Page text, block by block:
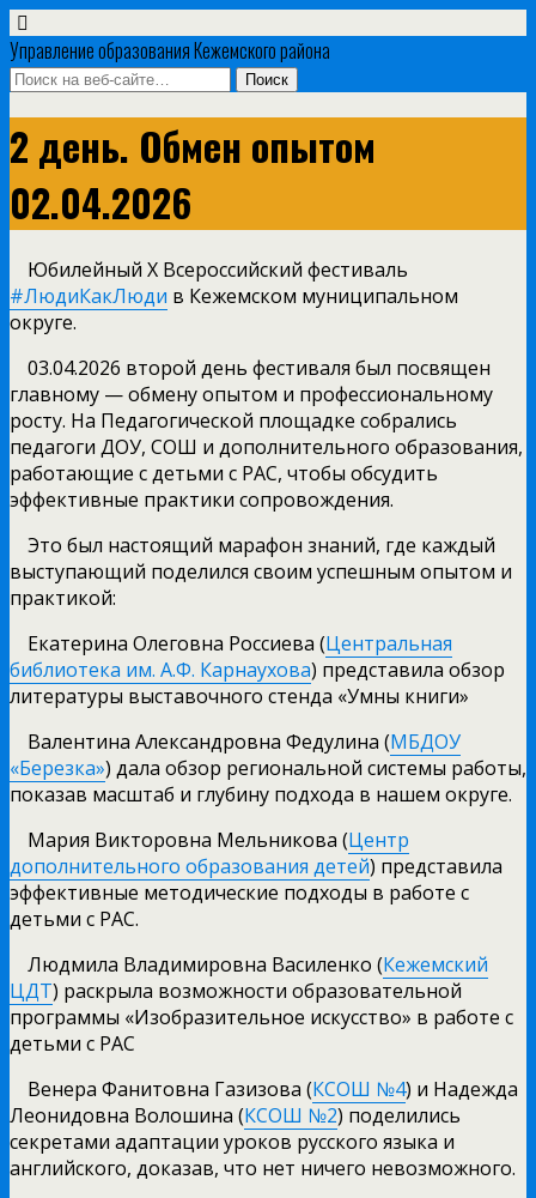
Управление образования Кежемского района
2 день. Обмен опытом
02.04.2026
Юбилейный Х Всероссийский фестиваль
#ЛюдиКакЛюди в Кежемском муниципальном
округе.
03.04.2026 второй день фестиваля был посвящен
главному — обмену опытом и профессиональному
росту. На Педагогической площадке собрались
педагоги ДОУ, СОШ и дополнительного образования,
работающие с детьми с РАС, чтобы обсудить
эффективные практики сопровождения.
Это был настоящий марафон знаний, где каждый
выступающий поделился своим успешным опытом и
практикой:
Екатерина Олеговна Россиева (Центральная
библиотека им. А.Ф. Карнаухова) представила обзор
литературы выставочного стенда «Умны книги»
Валентина Александровна Федулина (МБДОУ
«Березка») дала обзор региональной системы работы,
показав масштаб и глубину подхода в нашем округе.
Мария Викторовна Мельникова (Центр
дополнительного образования детей) представила
эффективные методические подходы в работе с
детьми с РАС.
Людмила Владимировна Василенко (Кежемский
ЦДТ) раскрыла возможности образовательной
программы «Изобразительное искусство» в работе с
детьми с РАС
Венера Фанитовна Газизова (КСОШ №4) и Надежда
Леонидовна Волошина (КСОШ №2) поделились
секретами адаптации уроков русского языка и
английского, доказав, что нет ничего невозможного.